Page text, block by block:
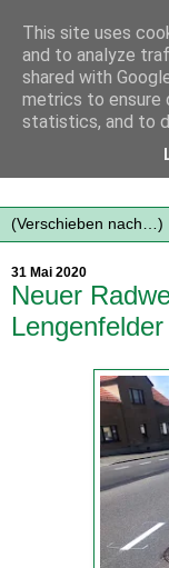
Mit frischen
31 Mai 2020
Neuer
This site uses
and to analyze
shared with
metrics to ensure
statistics, and to